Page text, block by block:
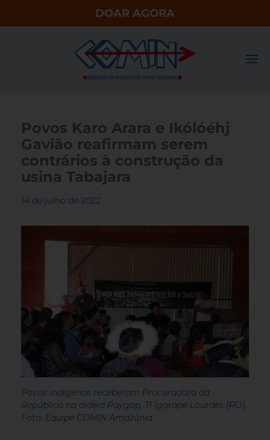
DOAR AGORA
Povos Karo Arara e Ikólóéhj
Gavião reafirmam serem
contrários à construção da
usina Tabajara
14 de julho de 2022
Povos indígenas receberam Procuradora da
República na aldeia Paygap, TI Igarapé Lourdes (RO).
Foto: Equipe COMIN Amazônia